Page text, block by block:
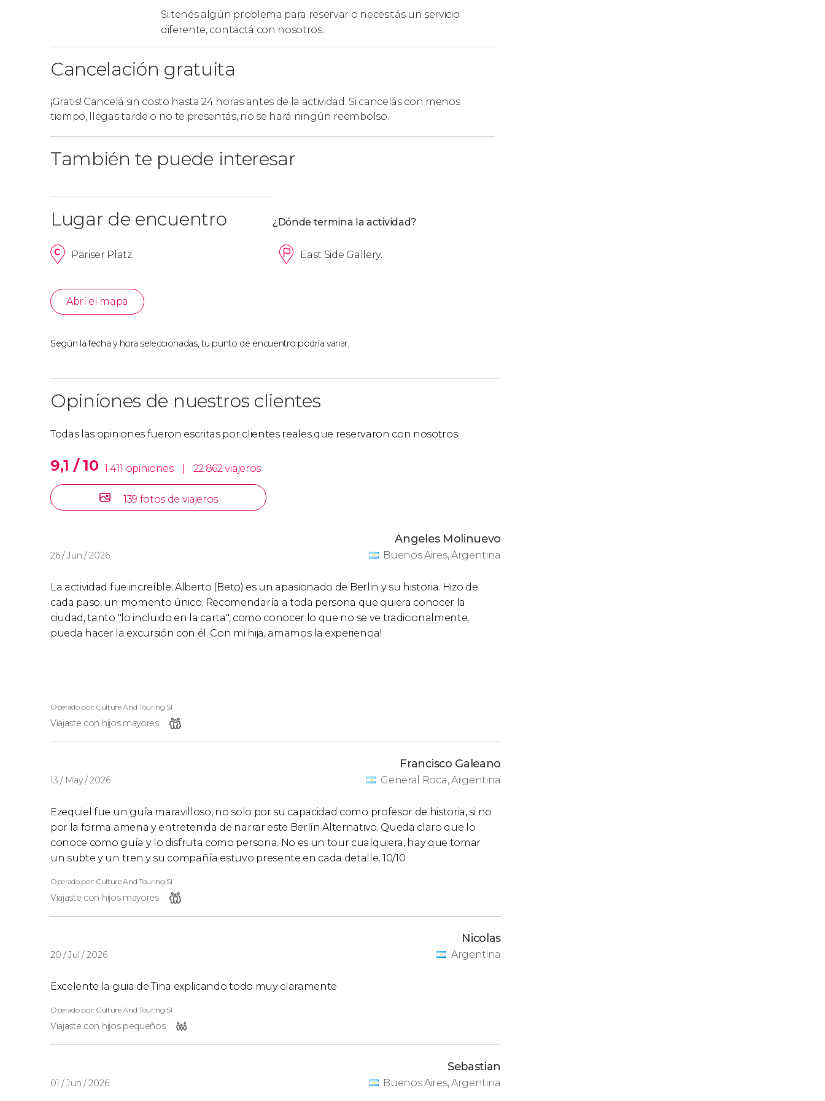
Si tenés algún problema para reservar o necesitás un servicio
diferente, contactá con nosotros.
Cancelación gratuita
¡Gratis! Cancelá sin costo hasta 24 horas antes de la actividad. Si cancelás con menos
tiempo, llegas tarde o no te presentás, no se hará ningún reembolso.
También te puede interesar
Lugar de encuentro ¿Dónde termina la actividad?
Pariser Platz. East Side Gallery.
Abrí el mapa
Según la fecha y hora seleccionadas, tu punto de encuentro podría variar.
Opiniones de nuestros clientes
Todas las opiniones fueron escritas por clientes reales que reservaron con nosotros.
9,1 / 10 1.411 opiniones 22.862 viajeros
139 fotos de viajeros
26 / Jun / 2026
Angeles Molinuevo
Buenos Aires, Argentina
La actividad fue increíble. Alberto (Beto) es un apasionado de Berlin y su historia. Hizo de
cada paso, un momento único. Recomendaría a toda persona que quiera conocer la
ciudad, tanto "lo incluido en la carta", como conocer lo que no se ve tradicionalmente,
pueda hacer la excursión con él. Con mi hija, amamos la experiencia!
Operado por: Culture And Touring Sl
Viajaste con hijos mayores
13 / May / 2026
Francisco Galeano
General Roca, Argentina
Ezequiel fue un guía maravilloso, no solo por su capacidad como profesor de historia, si no
por la forma amena y entretenida de narrar este Berlín Alternativo. Queda claro que lo
conoce como guía y lo disfruta como persona. No es un tour cualquiera, hay que tomar
un subte y un tren y su compañía estuvo presente en cada detalle. 10/10
Operado por: Culture And Touring Sl
Viajaste con hijos mayores
20 / Jul / 2026
Nicolas
Argentina
Excelente la guia de Tina explicando todo muy claramente
Operado por: Culture And Touring Sl
Viajaste con hijos pequeños
01 / Jun / 2026
Sebastian
Buenos Aires, Argentina